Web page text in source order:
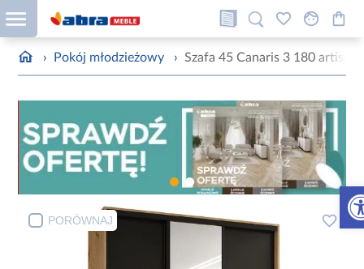
› Pokój młodzieżowy › Szafa 45 Canaris 3 180
PORÓWNAJ